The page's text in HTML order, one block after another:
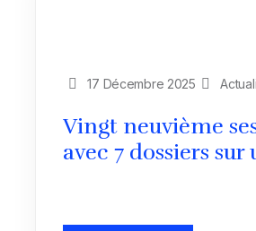
17 Décembre 2025
Vingt neuvième
avec 7 dossiers